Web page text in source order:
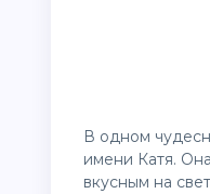
В одном
имени Катя.
вкусным на